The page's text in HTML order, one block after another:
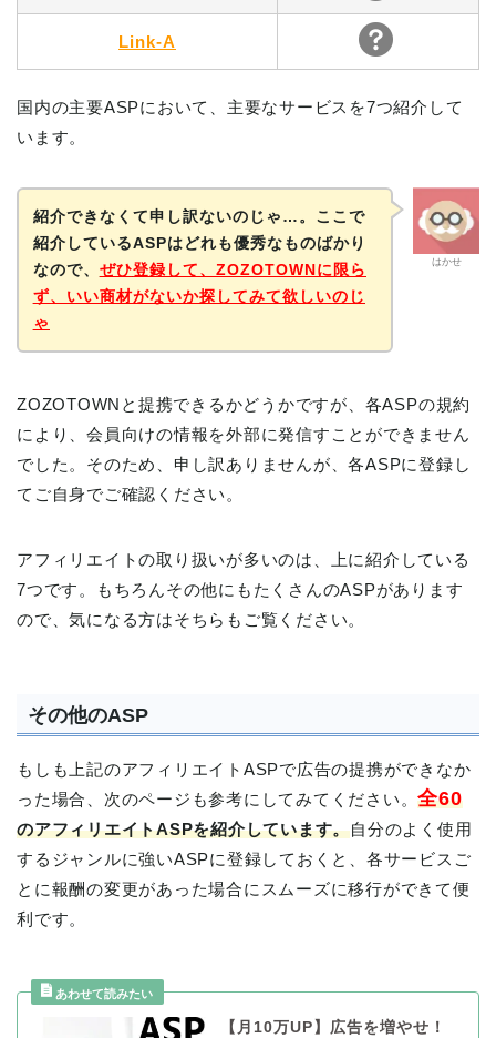
Link-A
国内の主要ASPにおいて、主要なサービスを7つ紹介して
います。
はかせ
紹介できなくて申し訳ないのじゃ…。ここで
紹介しているASPはどれも優秀なものばかり
なので、 ぜひ登録して、ZOZOTOWNに限ら
ず、いい商材がないか探してみて欲しいのじ
ゃ
ZOZOTOWNと提携できるかどうかですが、各ASPの規約
により、会員向けの情報を外部に発信すことができません
でした。そのため、申し訳ありませんが、各ASPに登録し
てご自身でご確認ください。
アフィリエイトの取り扱いが多いのは、上に紹介している
7つです。もちろんその他にもたくさんのASPがあります
ので、気になる方はそちらもご覧ください。
その他のASP
もしも上記のアフィリエイトASPで広告の提携ができなか
った場合、次のページも参考にしてみてください。全60
のアフィリエイトASPを紹介しています。自分のよく使用
するジャンルに強いASPに登録しておくと、各サービスご
とに報酬の変更があった場合にスムーズに移行ができて便
利です。
【月10万UP】広告を増やせ！